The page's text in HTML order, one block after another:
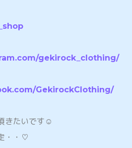
gekirock_clothing/
GekirockClothing/
きたいです☺️
・・♡